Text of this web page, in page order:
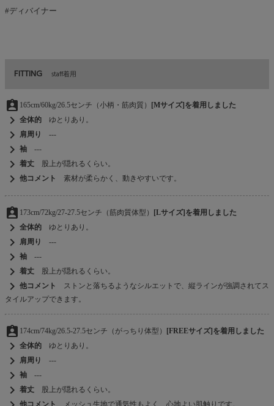
#ディバイナー
FITTING staff着用
assignment_ind 165cm/60kg/26.5センチ（小柄・筋肉質） [Mサイズ]を着用しました
chevron_right 全体的 ゆとりあり。
chevron_right 肩周り ---
chevron_right 袖 ---
chevron_right 着丈 股上が隠れるくらい。
chevron_right 他コメント 素材が柔らかく、動きやすいです。
assignment_ind 173cm/72kg/27-27.5センチ（筋肉質体型） [Lサイズ]を着用しました
chevron_right 全体的 ゆとりあり。
chevron_right 肩周り ---
chevron_right 袖 ---
chevron_right 着丈 股上が隠れるくらい。
chevron_right 他コメント
ストンと落ちるようなシルエットで、縦ラインが強調されてス
タイルアップできます。
assignment_ind 174cm/74kg/26.5-27.5センチ（がっちり体型） [FREEサイズ]を着用しました
chevron_right 全体的 ゆとりあり。
chevron_right 肩周り ---
chevron_right 袖 ---
chevron_right 着丈 股上が隠れるくらい。
他コメント メッシュ生地で通気性もよく、心地よい肌触りです。